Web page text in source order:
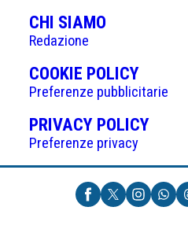
CHI SIAMO
Redazione
COOKIE POLICY(APRE
IN
UNA
NUOVA
Preferenze pubblicitarie
PRIVACY POLICY(APRE
UNA
Preferenze privacy